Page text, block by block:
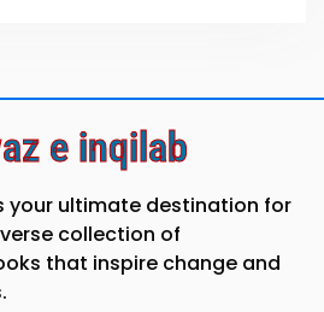
e inqilab
your ultimate destination for
collection of
that inspire change and